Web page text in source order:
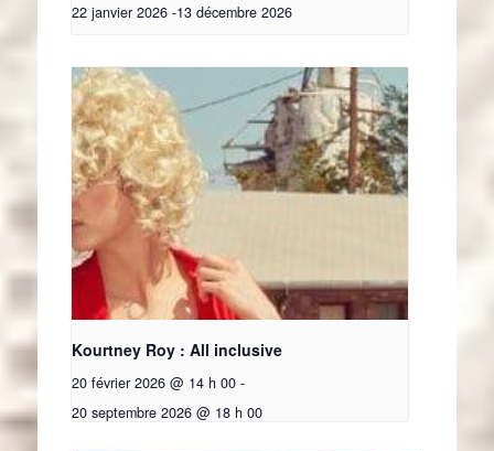
22 janvier 2026 -13 décembre 2026
Kourtney Roy : All inclusive
20 février 2026 @ 14 h 00 -
20 septembre 2026 @ 18 h 00